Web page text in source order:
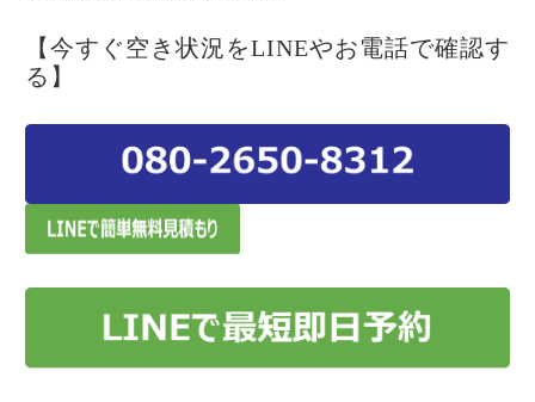
【今すぐ空き状況をLINEやお電話で確認す
る】